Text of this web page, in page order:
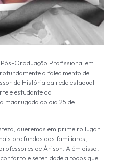
Graduação Profissional em
o falecimento de
de História da rede estadual
e estudante do
madrugada do dia 25 de
queremos em primeiro lugar
profundas aos familiares,
de Árison. Além disso,
e serenidade a todos que